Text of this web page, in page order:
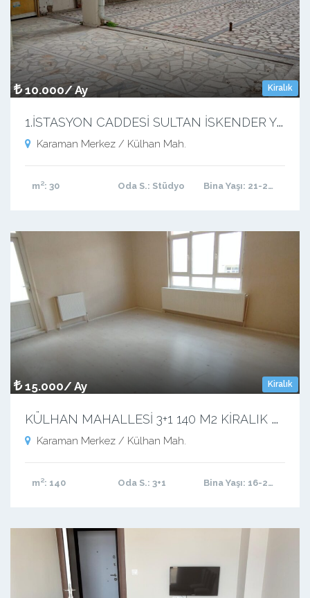
Kiralık
10.000/ Ay
1
.İSTASYON CADDESİ SULTAN İSKENDER YANI 30 M2 KİRALIK DÜKKAN
Karaman Merkez / Külhan Mah.
m²: 30 Oda S.: Stüdyo Bina Yaşı: 21-25 arası
Kiralık
15.000/ Ay
K
ÜLHAN MAHALLESİ 3+1 140 M2 KİRALIK DAİRE
Karaman Merkez / Külhan Mah.
m²: 140 Oda S.: 3+1 Bina Yaşı: 16-20 arası